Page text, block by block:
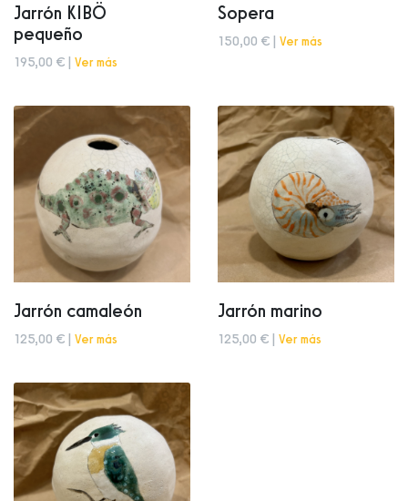
Jarrón KIBÖ
pequeño
195,00 € | Ver más
Sopera
150,00 € | Ver más
Jarrón camaleón
125,00 € | Ver más
Jarrón marino
125,00 € | Ver más